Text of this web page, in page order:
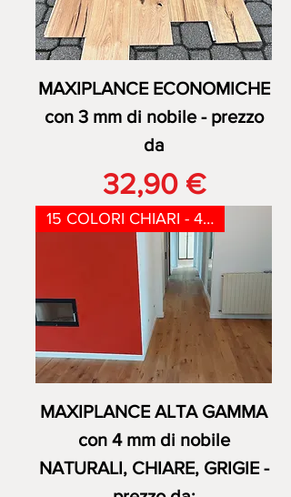
MAXIPLANCE ECONOMICHE
con 3 mm di nobile - prezzo
da
Prezzo
32,90 €
15 COLORI CHIARI - 4mm nobile
MAXIPLANCE ALTA GAMMA
con 4 mm di nobile
NATURALI, CHIARE, GRIGIE -